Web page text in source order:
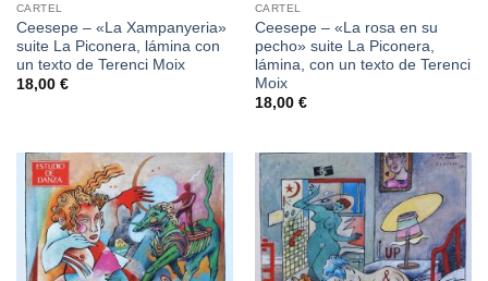
CARTEL
Ceesepe – «La Xampanyeria»
suite La Piconera, lámina con
un texto de Terenci Moix
18,00 €
CARTEL
Ceesepe – «La rosa en su
pecho» suite La Piconera,
lámina, con un texto de Terenci
Moix
18,00 €